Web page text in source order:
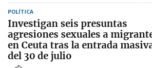
POLÍTICA
Investigan seis presuntas
agresiones sexuales a
en Ceuta tras la entrada
del 30 de julio